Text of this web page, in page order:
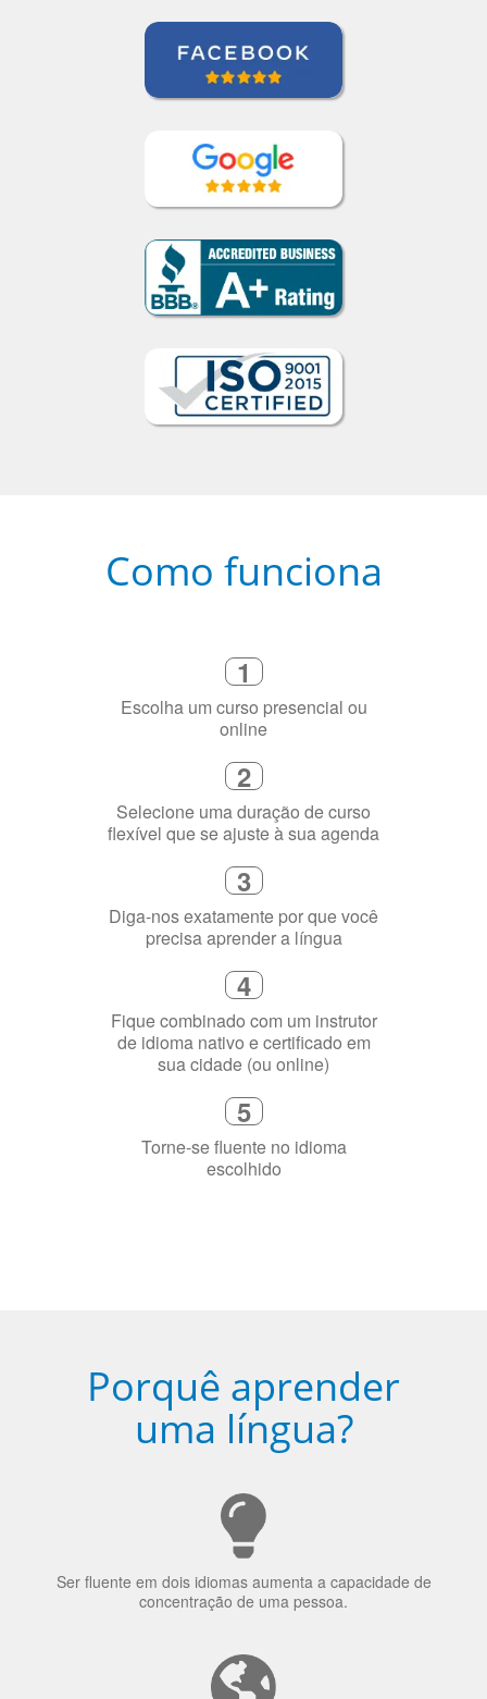
Como funciona
1
Escolha um curso presencial ou
2
Selecione uma duração de curso
3
Diga-nos exatamente por que você
4
Fique combinado com um instrutor
de idioma nativo e certificado em
5
Torne-se fluente no idioma
Porquê aprender
uma língua?
Ser fluente em dois idiomas aumenta a capacidade de